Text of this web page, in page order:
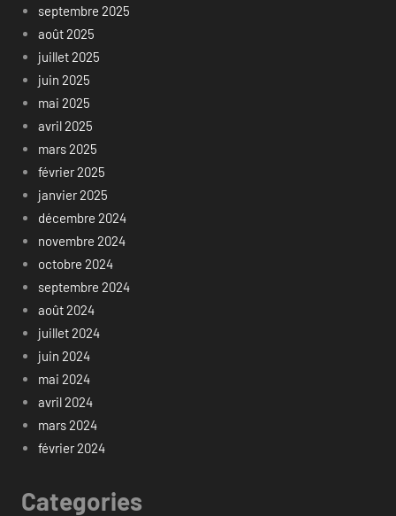
septembre 2025
août 2025
juillet 2025
juin 2025
mai 2025
avril 2025
mars 2025
février 2025
janvier 2025
décembre 2024
novembre 2024
octobre 2024
septembre 2024
août 2024
juillet 2024
juin 2024
mai 2024
avril 2024
mars 2024
février 2024
Categories